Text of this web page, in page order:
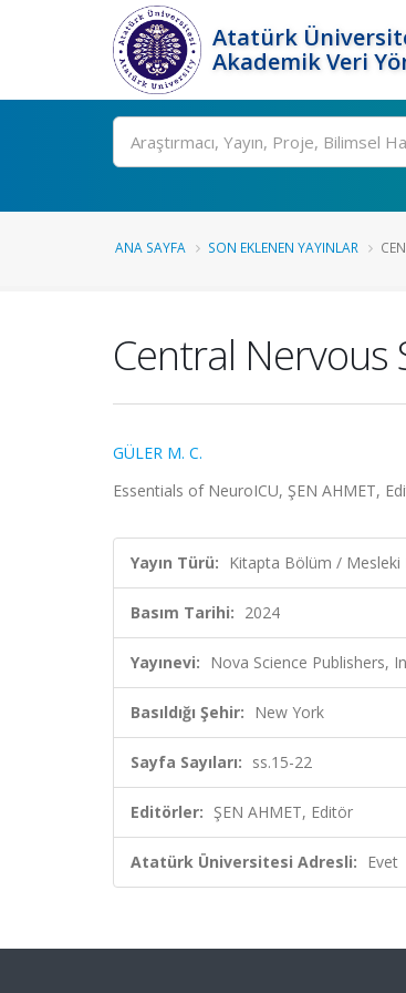
Atatürk
Akademik Veri
Ara
ANA SAYFA SON EKLENEN YAYINLAR
Central Nervous
GÜLER M. C.
Essentials of NeuroICU, ŞEN AHMET,
Yayın Türü: Kitapta Bölüm / Mesleki
Basım Tarihi: 2024
Yayınevi: Nova Science Publishers,
Basıldığı Şehir: New York
Sayfa Sayıları: ss.15-22
Editörler: ŞEN AHMET, Editör
Atatürk Üniversitesi Adresli: Evet